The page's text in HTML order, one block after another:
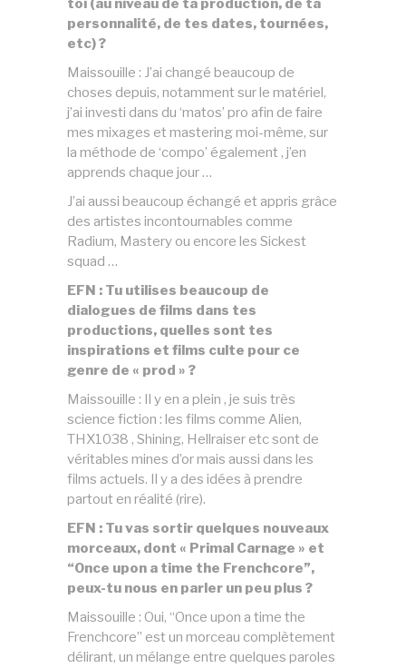
toi (au niveau de ta production, de ta
personnalité, de tes dates, tournées,
etc) ?
Maissouille : J’ai changé beaucoup de
choses depuis, notamment sur le matériel,
j’ai investi dans du ‘matos’ pro afin de faire
mes mixages et mastering moi-même, sur
la méthode de ‘compo’ également , j’en
apprends chaque jour …
J’ai aussi beaucoup échangé et appris grâce
des artistes incontournables comme
Radium, Mastery ou encore les Sickest
squad …
EFN : Tu utilises beaucoup de
dialogues de films dans tes
productions, quelles sont tes
inspirations et films culte pour ce
genre de « prod » ?
Maissouille : Il y en a plein , je suis très
science fiction : les films comme Alien,
THX1038 , Shining, Hellraiser etc sont de
véritables mines d’or mais aussi dans les
films actuels. Il y a des idées à prendre
partout en réalité (rire).
EFN : Tu vas sortir quelques nouveaux
morceaux, dont « Primal Carnage » et
“Once upon a time the Frenchcore”,
peux-tu nous en parler un peu plus ?
Maissouille : Oui, “Once upon a time the
Frenchcore” est un morceau complètement
délirant, un mélange entre quelques paroles